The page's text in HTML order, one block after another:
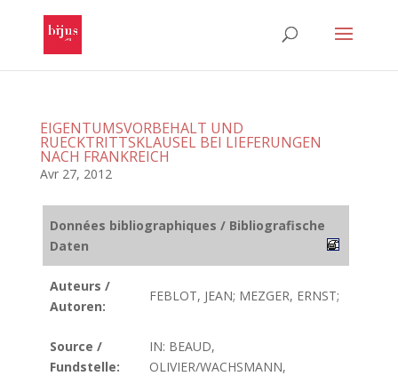
EIGENTUMSVORBEHALT UND
RUECKTRITTSKLAUSEL BEI LIEFERUNGEN
NACH FRANKREICH
Avr 27, 2012
Données bibliographiques / Bibliografische
Daten
Auteurs /
Autoren:
FEBLOT, JEAN; MEZGER, ERNST;
Source /
Fundstelle:
IN: BEAUD,
OLIVIER/WACHSMANN,